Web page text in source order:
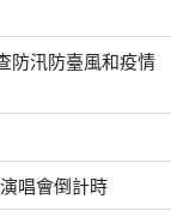
防汛防臺風和疫情
唱會倒計時